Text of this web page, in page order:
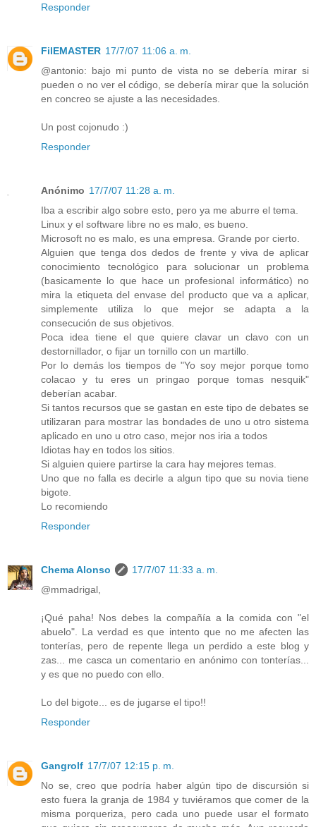
Responder
FilEMASTER 17/7/07 11:06 a. m.
@antonio: bajo mi punto de vista no se debería mirar si
pueden o no ver el código, se debería mirar que la solución
en concreo se ajuste a las necesidades.
Un post cojonudo :)
Responder
Anónimo 17/7/07 11:28 a. m.
Iba a escribir algo sobre esto, pero ya me aburre el tema.
Linux y el software libre no es malo, es bueno.
Microsoft no es malo, es una empresa. Grande por cierto.
Alguien que tenga dos dedos de frente y viva de aplicar
conocimiento tecnológico para solucionar un problema
(basicamente lo que hace un profesional informático) no
mira la etiqueta del envase del producto que va a aplicar,
simplemente utiliza lo que mejor se adapta a la
consecución de sus objetivos.
Poca idea tiene el que quiere clavar un clavo con un
destornillador, o fijar un tornillo con un martillo.
Por lo demás los tiempos de "Yo soy mejor porque tomo
colacao y tu eres un pringao porque tomas nesquik"
deberían acabar.
Si tantos recursos que se gastan en este tipo de debates se
utilizaran para mostrar las bondades de uno u otro sistema
aplicado en uno u otro caso, mejor nos iria a todos
Idiotas hay en todos los sitios.
Si alguien quiere partirse la cara hay mejores temas.
Uno que no falla es decirle a algun tipo que su novia tiene
bigote.
Lo recomiendo
Responder
Chema Alonso
17/7/07 11:33 a. m.
@mmadrigal,
¡Qué paha! Nos debes la compañía a la comida con "el
abuelo". La verdad es que intento que no me afecten las
tonterías, pero de repente llega un perdido a este blog y
zas... me casca un comentario en anónimo con tonterías...
y es que no puedo con ello.
Lo del bigote... es de jugarse el tipo!!
Responder
Gangrolf 17/7/07 12:15 p. m.
No se, creo que podría haber algún tipo de discursión si
esto fuera la granja de 1984 y tuviéramos que comer de la
misma porqueriza, pero cada uno puede usar el formato